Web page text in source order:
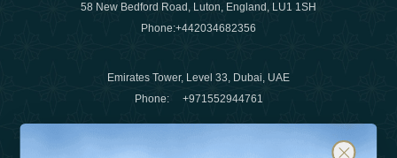
58 New Bedford Road, Luton, England, LU1 1SH
Phone:+442034682356
Emirates Tower, Level 33, Dubai, UAE
Phone: +971552944761
Хотели бы вы услышать больше о последних
Подпишитесь на нашу рассылку и будьте в курсе